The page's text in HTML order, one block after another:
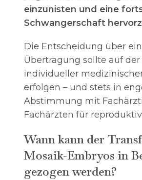
einzunisten und eine
Schwangerschaft
Die Entscheidung über
Übertragung sollte auf
individueller
erfolgen – und stets in
Abstimmung mit
Fachärzten für
Wann kann der
Mosaik-Embryos in
gezogen werden?